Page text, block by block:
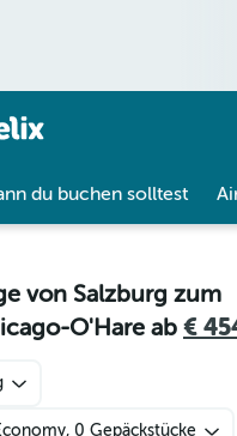
du buchen solltest
von Salzburg zum
O'Hare ab €
0 Gepäckstücke